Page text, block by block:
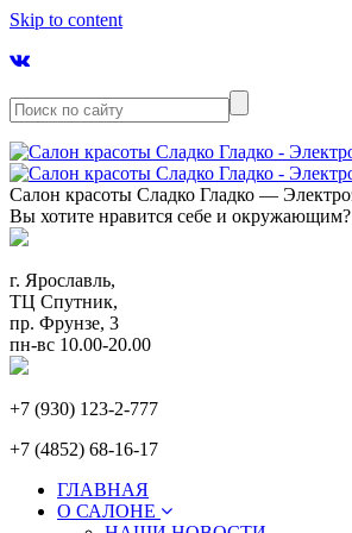
Skip to content
Салон красоты Сладко Гладко —
Вы хотите нравится себе и
г. Ярославль,
ТЦ Спутник,
пр. Фрунзе, 3
пн-вс 10.00-20.00
+7 (930) 123-2-777
+7 (4852) 68-16-17
ГЛАВНАЯ
О САЛОНЕ